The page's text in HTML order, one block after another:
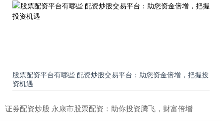
股票配资平台有哪些 配资炒股交易平台：助您资金倍增，把握投
资机遇
证券配资炒股 永康市股票配资：助你投资腾飞，财富倍增